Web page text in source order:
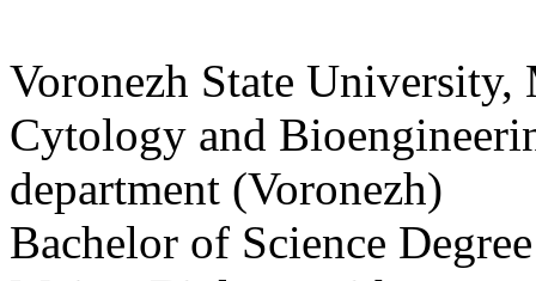
Voronezh State
Cytology and
department (Voronezh)
Bachelor of Science